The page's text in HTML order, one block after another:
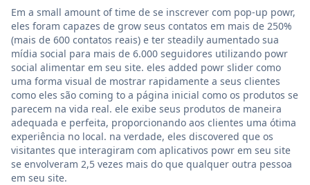
Em a small amount of time de se inscrever com pop-up powr,
eles foram capazes de grow seus contatos em mais de 250%
(mais de 600 contatos reais) e ter steadily aumentado sua
mídia social para mais de 6.000 seguidores utilizando powr
social alimentar em seu site. eles added powr slider como
uma forma visual de mostrar rapidamente a seus clientes
como eles são coming to a página inicial como os produtos se
parecem na vida real. ele exibe seus produtos de maneira
adequada e perfeita, proporcionando aos clientes uma ótima
experiência no local. na verdade, eles discovered que os
visitantes que interagiram com aplicativos powr em seu site
se envolveram 2,5 vezes mais do que qualquer outra pessoa
em seu site.